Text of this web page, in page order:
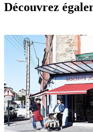
Découvrez